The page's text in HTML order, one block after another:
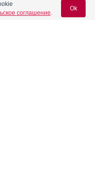
соглашение.
Ok